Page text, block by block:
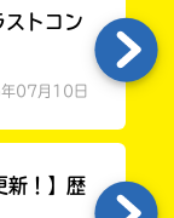
トコン
07月10日
！】歴